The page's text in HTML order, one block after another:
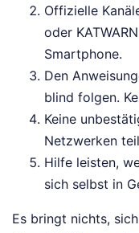
Offizielle
oder
Smartphone.
Den
blind folgen.
Keine
Netzwerken
Hilfe leisten,
sich selbst in
Es bringt nichts,